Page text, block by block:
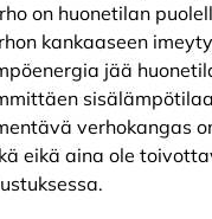
on huonetilan
kankaaseen
jää
verhokangas
eikä aina ole